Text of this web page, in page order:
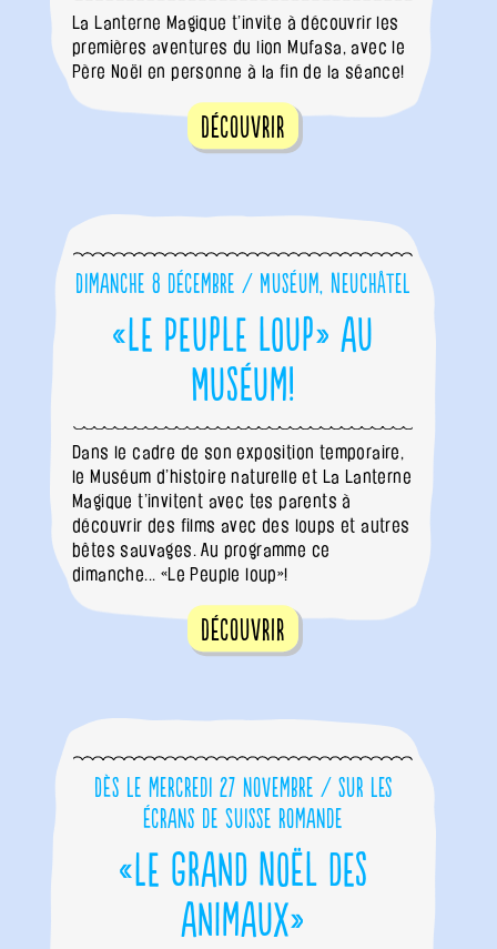
La Lanterne Magique t’invite à découvrir les
premières aventures du lion Mufasa, avec le
Père Noël en personne à la fin de la séance!
Découvrir
Dimanche 8 décembre / Muséum, Neuchâtel
«Le Peuple loup» au
Muséum!
Dans le cadre de son exposition temporaire,
le Muséum d’histoire naturelle et La Lanterne
Magique t’invitent avec tes parents à
découvrir des films avec des loups et autres
bêtes sauvages. Au programme ce
dimanche... «Le Peuple loup»!
Découvrir
Dès le mercredi 27 novembre / sur les
écrans de Suisse romande
«Le Grand Noël des
animaux»